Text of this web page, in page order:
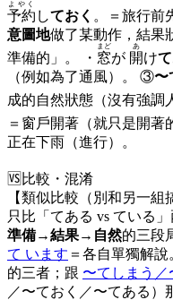
予約
よやく
しておく 。＝旅行前
意圖地做了某動作，結果
準備的」。 ・ 窓
まど
が 開
あ
け
（例如為了通風）。 ③〜
成的自然狀態（沒有強調
＝窗戶開著（就只是開著
正在下雨（進行）。
🆚 比較・混淆
【類似比較（別和另一組
只比「てある vs ている
準備→結果→自然的三段
て います ＝各自單獨解
的三者；跟 〜てしまう／
／〜ておく／〜てある）